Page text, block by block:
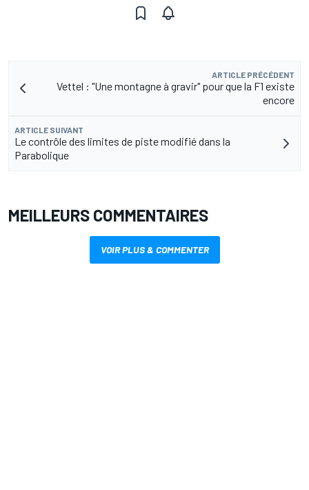
ARTICLE PRÉCÉDENT
Vettel : "Une montagne à gravir" pour que la F1 existe
encore
ARTICLE SUIVANT
Le contrôle des limites de piste modifié dans la
Parabolique
MEILLEURS COMMENTAIRES
VOIR PLUS & COMMENTER